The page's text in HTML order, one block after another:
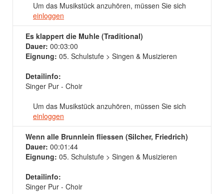
Um das Musikstück anzuhören, müssen Sie sich
einloggen
Es klappert die Muhle (Traditional)
Dauer: 00:03:00
Eignung: 05. Schulstufe > Singen & Musizieren
Detailinfo:
Singer Pur - Choir
Um das Musikstück anzuhören, müssen Sie sich
einloggen
Wenn alle Brunnlein fliessen (Silcher, Friedrich)
Dauer: 00:01:44
Eignung: 05. Schulstufe > Singen & Musizieren
Detailinfo:
Singer Pur - Choir